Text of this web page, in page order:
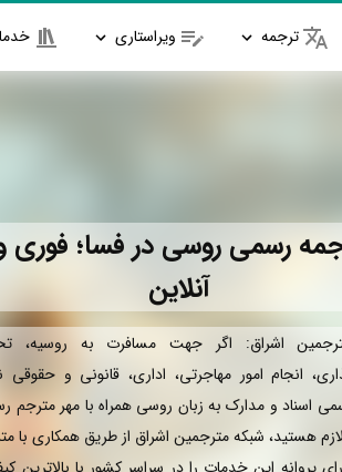
ترجمه ویراستاری
رسمی روسی در فسا؛ فوری
آنلاین
اشراق: اگر جهت مسافرت به روسیه،
انجام امور مهاجرتی، اداری، قانونی و حقوقی
اسناد و مدارک به زبان روسی همراه با مهر مترجم
هستید، شبکه مترجمین اشراق از طریق همکاری با